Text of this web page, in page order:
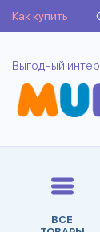
Как купить
Выгодный
ВСЕ